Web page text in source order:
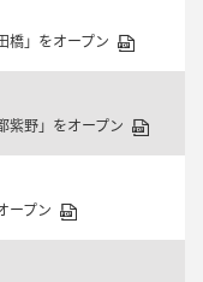
橋」をオープン
紫野」をオープン
ープン